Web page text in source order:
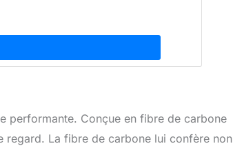
performante. Conçue en fibre de carbone
regard. La fibre de carbone lui confère non